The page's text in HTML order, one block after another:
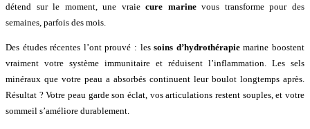
détend sur le moment, une vraiecure marinevous transforme pour des
semaines, parfois des mois.
Des études récentes l’ont prouvé : lessoins d’hydrothérapiemarine boostent
vraiment votre système immunitaire et réduisent l’inflammation. Les sels
minéraux que votre peau a absorbés continuent leur boulot longtemps après.
Résultat ? Votre peau garde son éclat, vos articulations restent souples, et votre
sommeil s’améliore durablement.